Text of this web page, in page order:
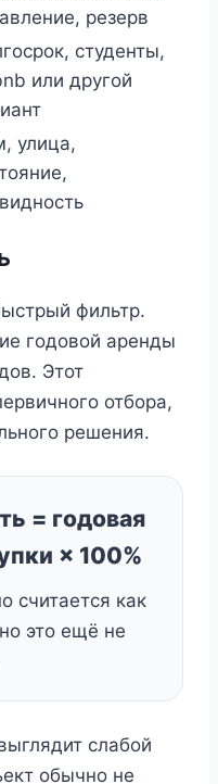
резерв
студенты,
или другой
улица,
фильтр.
годовой аренды
Этот
отбора,
решения.
= годовая
× 100%
считается как
это ещё не
слабой
обычно не